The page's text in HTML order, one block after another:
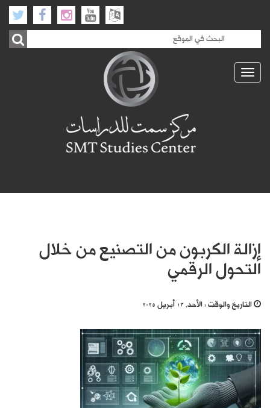
Toggle
navigation
إزالة الكربون من التصنيع من خلال
التحول الرقمي
التاريخ والوقت :الأحد, 13 أبريل 2025